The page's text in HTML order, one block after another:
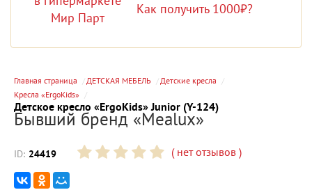
Как получить 1000₽?
Главная страница ДЕТСКАЯ МЕБЕЛЬ
Детские кресла
Кресла «ErgoKids»
Детское кресло «ErgoKids» Junior (Y-124)
Бывший бренд «Mealux»
ID: 24419 (нет отзывов )